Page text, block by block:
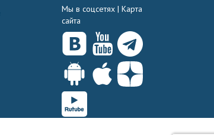
Мы в соцсетях | Карта
сайта